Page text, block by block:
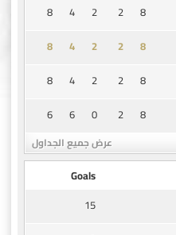
8
2
2
4
8
8
2
2
4
8
8
2
2
4
8
8
2
0
6
6
عرض جميع الجداول
Goals
15